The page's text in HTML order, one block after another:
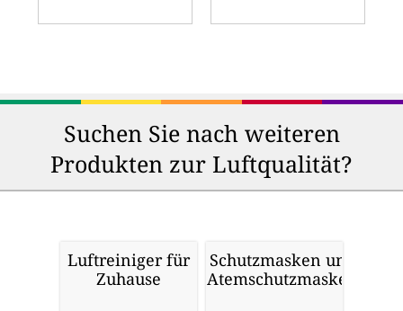
Suchen Sie nach weiteren
Produkten zur Luftqualität?
Luftreiniger für
Zuhause
Schutzmasken und
Atemschutzmasken